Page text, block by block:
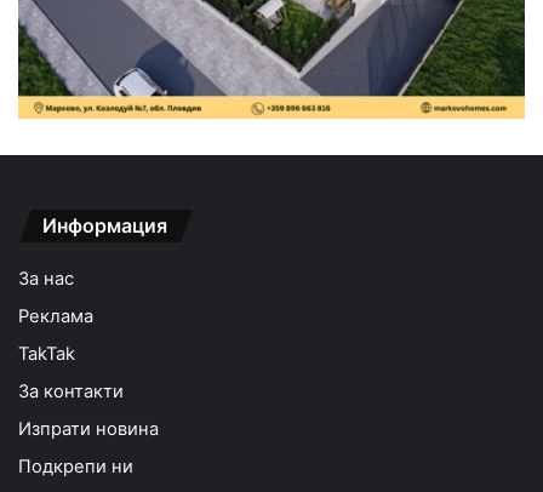
Информация
За нас
Реклама
TakTak
За контакти
Изпрати новина
Подкрепи ни